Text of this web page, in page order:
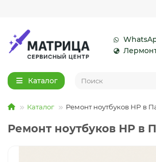
Каталог
Каталог Ремонт ноутбуков HP в
Ремонт ноутбуков HP в